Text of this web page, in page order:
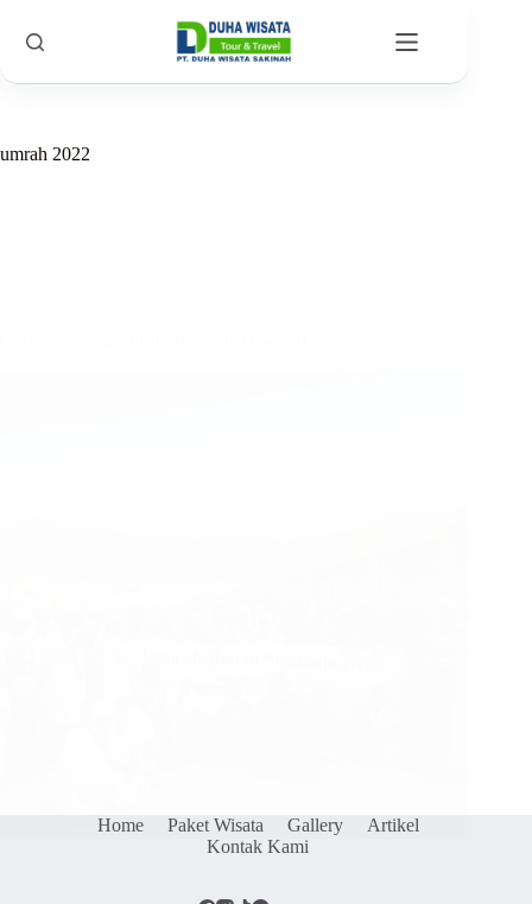
umrah 2022
Home Paket Wisata Gallery
Artikel
Kontak Kami